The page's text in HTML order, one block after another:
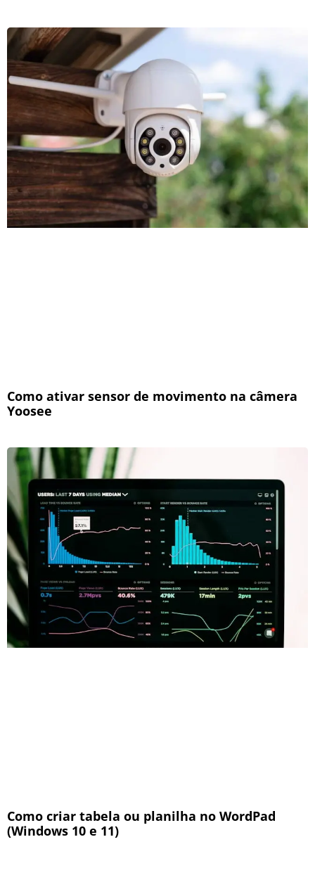
Como ativar sensor de movimento na câmera
Yoosee
Como criar tabela ou planilha no WordPad
(Windows 10 e 11)